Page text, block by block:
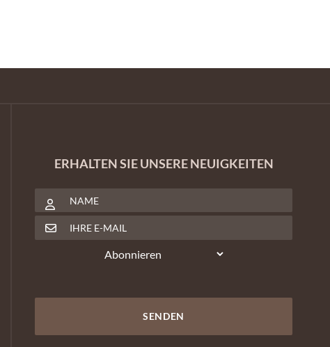
ERHALTEN SIE UNSERE NEUIGKEITEN